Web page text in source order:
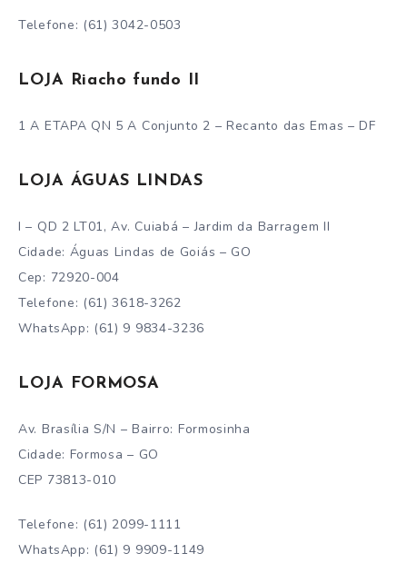
Telefone: (61) 3042-0503
LOJA Riacho fundo II
1 A ETAPA QN 5 A Conjunto 2 – Recanto das Emas – DF
LOJA ÁGUAS LINDAS
I – QD 2 LT01, Av. Cuiabá – Jardim da Barragem II
Cidade: Águas Lindas de Goiás – GO
Cep: 72920-004
Telefone: (61) 3618-3262
WhatsApp: (61) 9 9834-3236
LOJA FORMOSA
Av. Brasília S/N – Bairro: Formosinha
Cidade: Formosa – GO
CEP 73813-010
Telefone: (61) 2099-1111
WhatsApp: (61) 9 9909-1149